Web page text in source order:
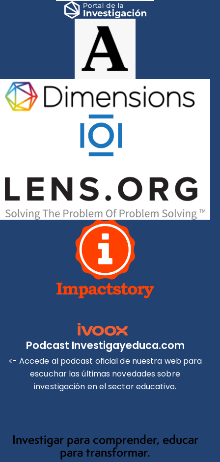
Podcast Investigayeduca.com
<- Accede al podcast oficial de nuestra web para
escuchar las últimas novedades sobre
investigación en el sector educativo.
Investigar para comprender, educar
para transformar.